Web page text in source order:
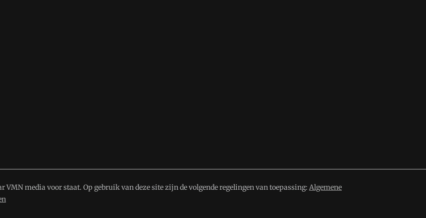
VMN media voor staat. Op gebruik van deze site zijn de volgende regelingen van toepassing: Algemene